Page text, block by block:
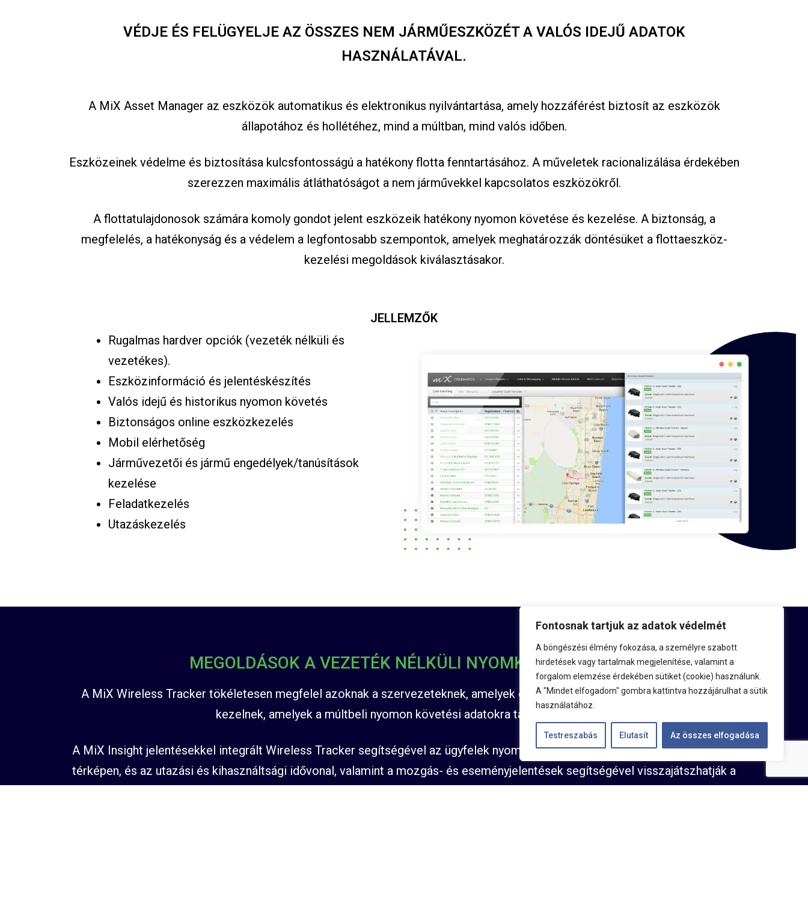
Fontosnak tartjuk az adatok védelmét
A böngészési élmény fokozása, a személyre szabott
hirdetések vagy tartalmak megjelenítése, valamint a
forgalom elemzése érdekében sütiket (cookie) használunk.
A "Mindet elfogadom" gombra kattintva hozzájárulhat a sütik
használatához.
Testreszabás Elutasít Az összes elfogadása
VÉDJE ÉS FELÜGYELJE AZ ÖSSZES NEM JÁRMŰESZKÖZÉT A VALÓS IDEJŰ ADATOK
HASZNÁLATÁVAL.
A MiX Asset Manager az eszközök automatikus és elektronikus nyilvántartása, amely hozzáférést biztosít az eszközök
állapotához és hollétéhez, mind a múltban, mind valós időben.
Eszközeinek védelme és biztosítása kulcsfontosságú a hatékony flotta fenntartásához. A műveletek racionalizálása érdekében
szerezzen maximális átláthatóságot a nem járművekkel kapcsolatos eszközökről.
A flottatulajdonosok számára komoly gondot jelent eszközeik hatékony nyomon követése és kezelése. A biztonság, a
megfelelés, a hatékonyság és a védelem a legfontosabb szempontok, amelyek meghatározzák döntésüket a flottaeszköz-
kezelési megoldások kiválasztásakor.
JELLEMZŐK
Rugalmas hardver opciók (vezeték nélküli és
vezetékes).
Eszközinformáció és jelentéskészítés
Valós idejű és historikus nyomon követés
Biztonságos online eszközkezelés
Mobil elérhetőség
Járművezetői és jármű engedélyek/tanúsítások
kezelése
Feladatkezelés
Utazáskezelés
MEGOLDÁSOK A VEZETÉK NÉLKÜLI NYOMKÖVETÉSHEZ
A MiX Wireless Tracker tökéletesen megfelel azoknak a szervezeteknek, amelyek olyan nem gépi meghajtású eszközöket
kezelnek, amelyek a múltbeli nyomon követési adatokra támaszkodnak.
A MiX Insight jelentésekkel integrált Wireless Tracker segítségével az ügyfelek nyomon követhetik eszközeiket egy interaktív
térképen, és az utazási és kihasználtsági idővonal, valamint a mozgás- és eseményjelentések segítségével visszajátszhatják a